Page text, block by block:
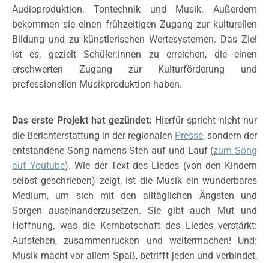
Audioproduktion, Tontechnik und Musik. Außerdem
bekommen sie einen frühzeitigen Zugang zur kulturellen
Bildung und zu künstlerischen Wertesystemen. Das Ziel
ist es, gezielt Schüler:innen zu erreichen, die einen
erschwerten Zugang zur Kulturförderung und
professionellen Musikproduktion haben.
Das erste Projekt hat gezündet: Hierfür spricht nicht nur
die Berichterstattung in der regionalen Presse, sondern der
entstandene Song namens Steh auf und Lauf (zum Song
auf Youtube). Wie der Text des Liedes (von den Kindern
selbst geschrieben) zeigt, ist die Musik ein wunderbares
Medium, um sich mit den alltäglichen Ängsten und
Sorgen auseinanderzusetzen. Sie gibt auch Mut und
Hoffnung, was die Kernbotschaft des Liedes verstärkt:
Aufstehen, zusammenrücken und weitermachen! Und:
Musik macht vor allem Spaß, betrifft jeden und verbindet,